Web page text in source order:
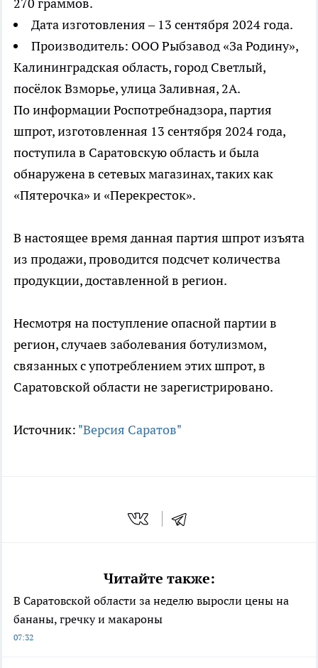
270 граммов.
Дата изготовления – 13 сентября 2024 года.
Производитель: ООО Рыбзавод «За Родину»,
Калининградская область, город Светлый,
посёлок Взморье, улица Заливная, 2А.
По информации Роспотребнадзора, партия
шпрот, изготовленная 13 сентября 2024 года,
поступила в Саратовскую область и была
обнаружена в сетевых магазинах, таких как
«Пятерочка» и «Перекресток».
В настоящее время данная партия шпрот изъята
из продажи, проводится подсчет количества
продукции, доставленной в регион.
Несмотря на поступление опасной партии в
регион, случаев заболевания ботулизмом,
связанных с употреблением этих шпрот, в
Саратовской области не зарегистрировано.
Источник: "Версия Саратов"
Читайте также:
В Саратовской области за неделю выросли цены на
бананы, гречку и макароны
07:32